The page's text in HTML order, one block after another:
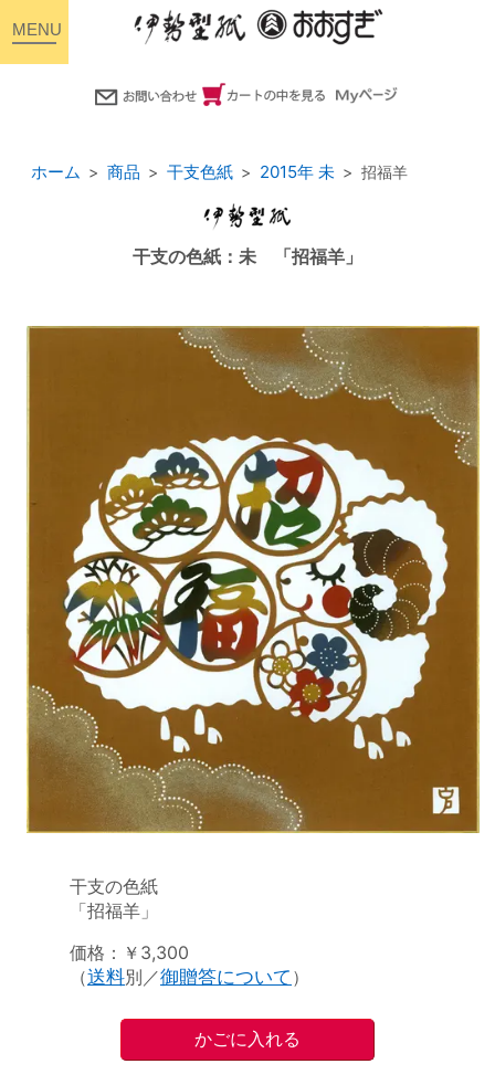
ホーム 商品 干支色紙 2015年 未 招福羊
干支の色紙：未 「招福羊」
干支の色紙
「招福羊」
価格：￥3,300
（送料別／御贈答について ）
toggle
navigation